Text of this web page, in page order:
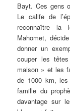
Bayt. Ces gens
Le calife de
reconnaître la
Mahomet,
donner un
couper les
maison » et les
de 1000 km,
famille du
davantage sur